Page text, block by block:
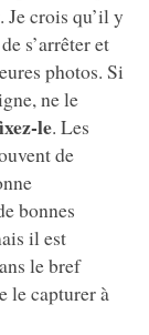
crois qu’il y
s’arrêter et
photos. Si
ne le
le. Les
de
bonnes
il est
le bref
le capturer à